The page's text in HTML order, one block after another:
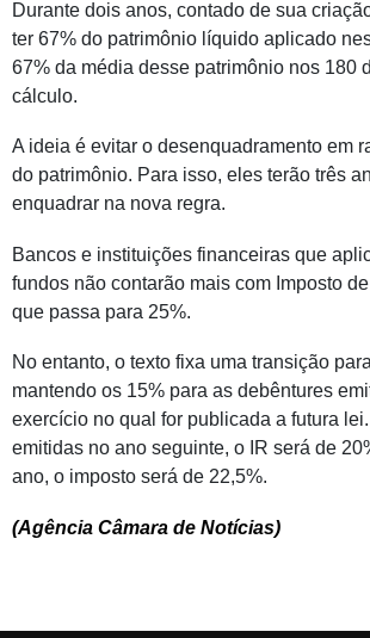
Durante dois anos, contado de sua
ter 67% do patrimônio líquido aplicado
67% da média desse patrimônio nos 180
cálculo.
A ideia é evitar o desenquadramento em
do patrimônio. Para isso, eles terão três
enquadrar na nova regra.
Bancos e instituições financeiras que
fundos não contarão mais com Imposto
que passa para 25%.
No entanto, o texto fixa uma transição
mantendo os 15% para as debêntures
exercício no qual for publicada a futura
emitidas no ano seguinte, o IR será de
ano, o imposto será de 22,5%.
(Agência Câmara de Notícias)